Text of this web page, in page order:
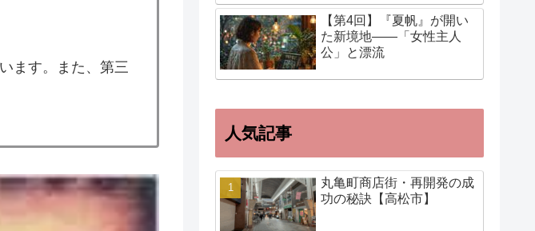
ます。また、第三
迫る！
【第4回】『夏帆』が開い
た新境地——「女性主人
公」と漂流
人気記事
丸亀町商店街・再開発の成
功の秘訣【高松市】